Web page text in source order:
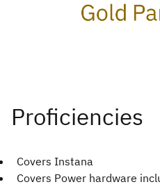
Covers Instana
Covers Power hardware